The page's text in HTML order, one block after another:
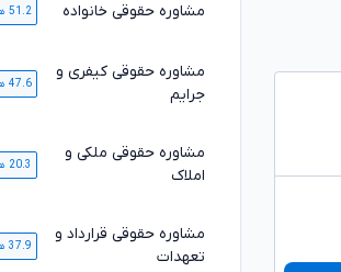
مشاوره حقوقی خانواده 51.2 هزار
مشاوره حقوقی کیفری و
جرایم
47.6 هزار
مشاوره حقوقی ملکی و
املاک
20.3 هزار
مشاوره حقوقی قرارداد و
تعهدات
37.9 هزار